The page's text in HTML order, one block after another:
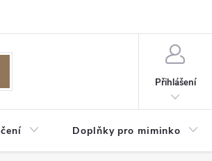
Přihlášení
Doplňky pro miminko